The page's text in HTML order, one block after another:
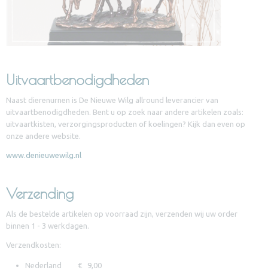
Uitvaartbenodigdheden
Naast dierenurnen is De Nieuwe Wilg allround leverancier van
uitvaartbenodigdheden. Bent u op zoek naar andere artikelen zoals:
uitvaartkisten, verzorgingsproducten of koelingen? Kijk dan even op
onze andere website.
www.denieuwewilg.nl
Verzending
Als de bestelde artikelen op voorraad zijn, verzenden wij uw order
binnen 1 - 3 werkdagen.
Verzendkosten:
Nederland € 9,00